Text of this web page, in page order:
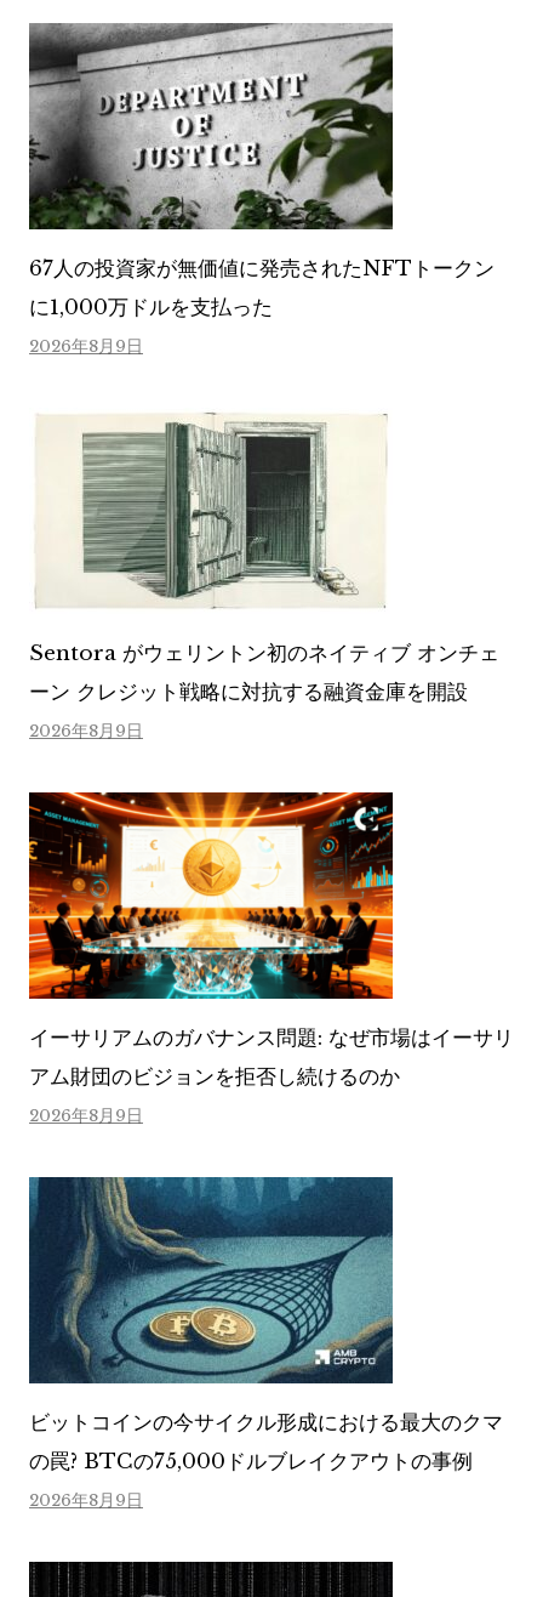
67人の投資家が無価値に発売されたNFTトークン
に1,000万ドルを支払った
2026年8月9日
Sentora がウェリントン初のネイティブ オンチェ
ーン クレジット戦略に対抗する融資金庫を開設
2026年8月9日
イーサリアムのガバナンス問題: なぜ市場はイーサリ
アム財団のビジョンを拒否し続けるのか
2026年8月9日
ビットコインの今サイクル形成における最大のクマ
の罠? BTCの75,000ドルブレイクアウトの事例
2026年8月9日